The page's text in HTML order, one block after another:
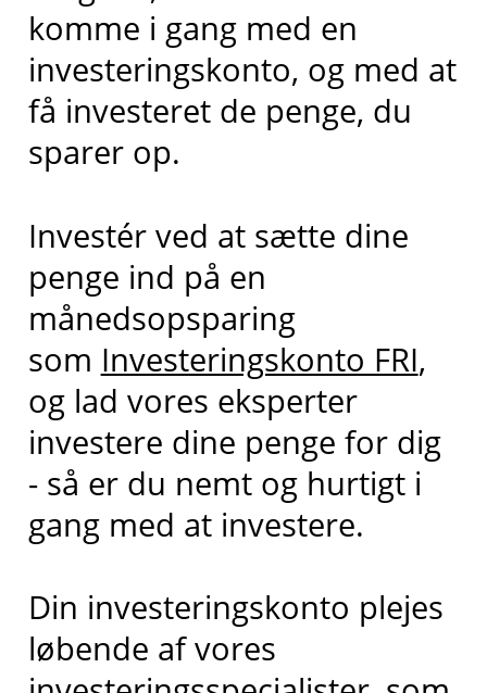
komme i gang med en
investeringskonto, og med at
få investeret de penge, du
sparer op.
Investér ved at sætte dine
penge ind på en
månedsopsparing
som Investeringskonto FRI,
og lad vores eksperter
investere dine penge for dig
- så er du nemt og hurtigt i
gang med at investere.
Din investeringskonto plejes
løbende af vores